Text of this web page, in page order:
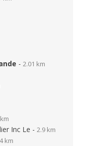
- 2.01 km
Inc Le - 2.9 km
km